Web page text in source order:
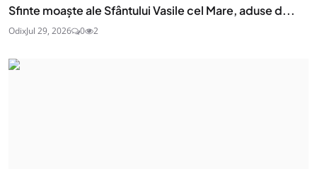
Sfinte moaşte ale Sfântului Vasile cel Mare, aduse d...
OdixJul 29, 2026 0 2